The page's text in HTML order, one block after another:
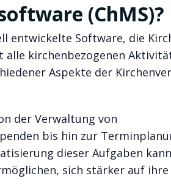
(ChMS)?
entwickelte Software, die
kirchenbezogenen
Aspekte der
der Verwaltung von
bis hin zur
dieser Aufgaben
sich stärker auf ihre